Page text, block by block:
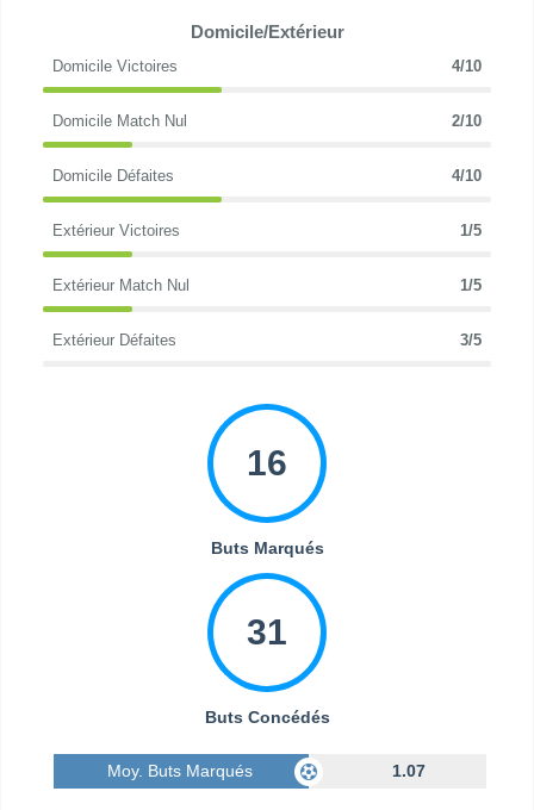
Domicile/Extérieur
Domicile Victoires 4/10
Domicile Match Nul 2/10
Domicile Défaites 4/10
Extérieur Victoires 1/5
Extérieur Match Nul 1/5
Extérieur Défaites 3/5
16
Buts Marqués
31
Buts Concédés
Moy. Buts Marqués 1.07